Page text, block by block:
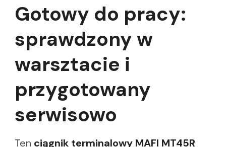
Gotowy do pracy:
sprawdzony w
warsztacie i
przygotowany
serwisowo
Ten ciągnik terminalowy MAFI MT45R